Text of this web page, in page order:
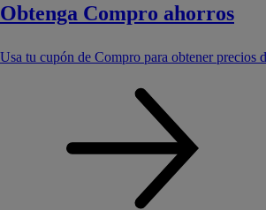
Obtenga Compro ahorros
Usa tu cupón de Compro para obtener precios